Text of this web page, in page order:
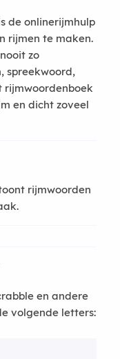
de onlinerijmhulp
rijmen te maken.
zo
spreekwoord,
rijmwoordenboek
en dicht zoveel
rijmwoorden
en andere
volgende letters: